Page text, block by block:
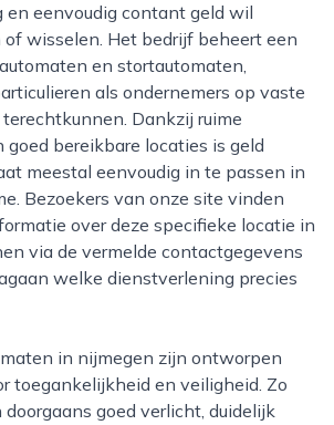
en eenvoudig contant geld wil
wisselen. Het bedrijf beheert een
en stortautomaten,
als ondernemers op vaste
Dankzij ruime
bereikbare locaties is geld
meestal eenvoudig in te passen in
Bezoekers van onze site vinden
over deze specifieke locatie in
via de vermelde contactgegevens
welke dienstverlening precies
toegankelijkheid en veiligheid. Zo
goed verlicht, duidelijk